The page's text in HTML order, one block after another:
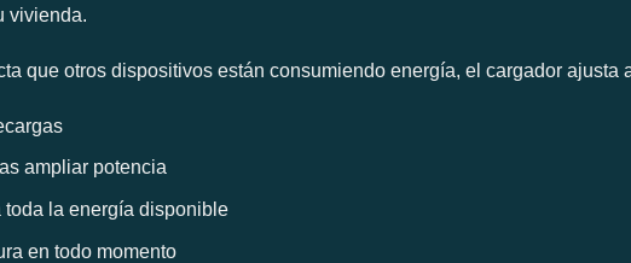
vivienda.
que otros dispositivos están consumiendo energía, el cargador ajusta
ampliar potencia
toda la energía disponible
en todo momento